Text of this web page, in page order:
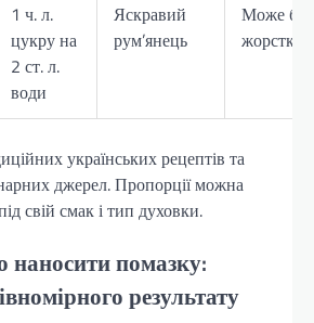
1 ч. л.
цукру на
2 ст. л.
води
Яскравий
рум’янець
Може
українських рецептів та
джерел. Пропорції можна
свій смак і тип духовки.
помазку:
результату